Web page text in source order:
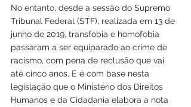
No entanto, desde a sessão do Supremo
Tribunal Federal (STF), realizada em 13 de
junho de 2019, transfobia e homofobia
passaram a ser equiparado ao crime de
racismo, com pena de reclusão que vai
até cinco anos. E é com base nesta
legislação que o Ministério dos Direitos
Humanos e da Cidadania elabora a nota